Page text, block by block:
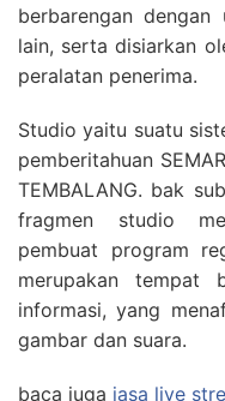
berbarengan
lain, serta disiarkan
peralatan penerima.
Studio yaitu suatu
pemberitahuan
TEMBALANG. bak
fragmen studio
pembuat program
merupakan tempat
informasi, yang
gambar dan suara.
baca juga jasa live